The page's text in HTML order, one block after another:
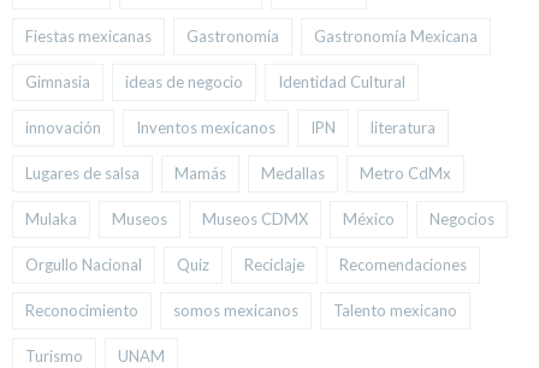
Fiestas mexicanas Gastronomía Gastronomía Mexicana
Gimnasia ideas de negocio Identidad Cultural
innovación Inventos mexicanos IPN literatura
Lugares de salsa Mamás Medallas Metro CdMx
Mulaka Museos Museos CDMX México Negocios
Orgullo Nacional Quiz Reciclaje Recomendaciones
Reconocimiento somos mexicanos Talento mexicano
Turismo UNAM